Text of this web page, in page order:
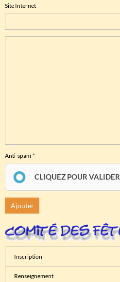
Site Internet
Anti-spam
CLIQUEZ POUR VALIDER
Ajouter
Inscription
Renseignement